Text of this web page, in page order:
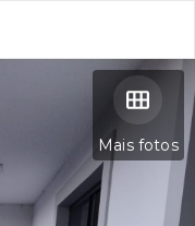
Mais fotos